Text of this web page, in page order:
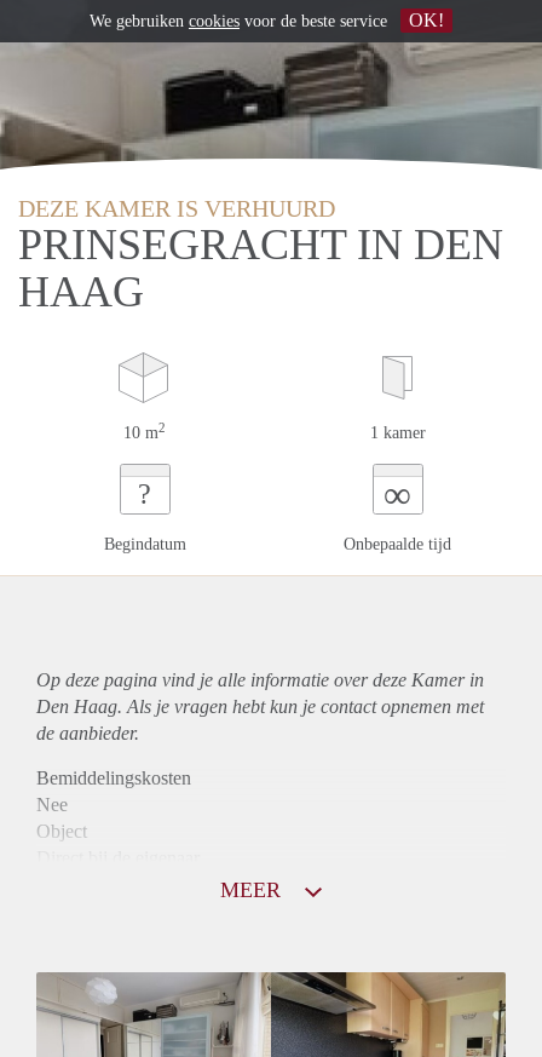
DEZE KAMER IS VERHUURD
PRINSEGRACHT IN DEN
HAAG
10 m2 1 kamer
?
Begindatum
∞
Onbepaalde tijd
Op deze pagina vind je alle informatie over deze Kamer in
Den Haag. Als je vragen hebt kun je contact opnemen met
de aanbieder.
Bemiddelingskosten
Nee
Object
Huurtoeslag
Niet mogelijk
Inkomen eis
MEER
We gebruiken cookies voor de beste service OK!